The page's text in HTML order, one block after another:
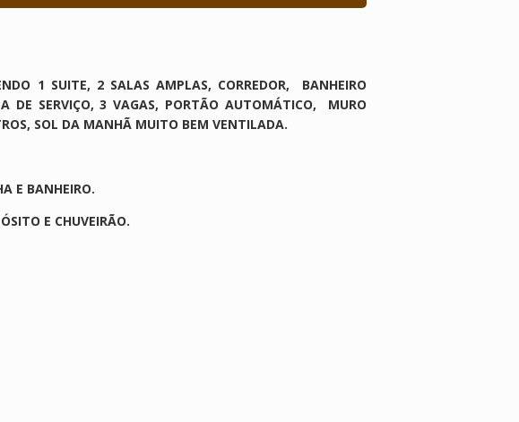
1 SUITE, 2 SALAS AMPLAS, CORREDOR, BANHEIRO
DE SERVIÇO, 3 VAGAS, PORTÃO AUTOMÁTICO, MURO
SOL DA MANHÃ MUITO BEM VENTILADA.
E BANHEIRO.
E CHUVEIRÃO.